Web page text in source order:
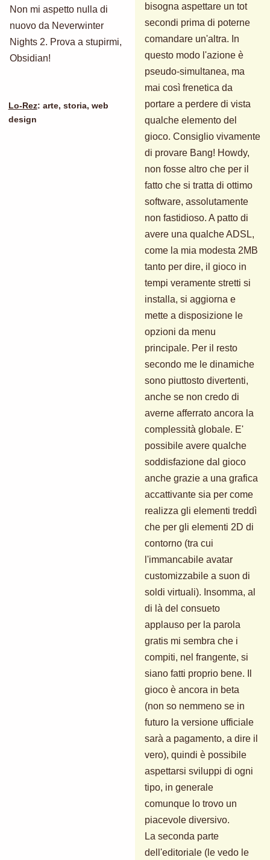
Non mi aspetto nulla di
nuovo da Neverwinter
Nights 2. Prova a stupirmi,
Obsidian!
Lo-Rez: arte, storia, web
design
bisogna aspettare un tot
secondi prima di poterne
comandare un'altra. In
questo modo l'azione è
pseudo-simultanea, ma
mai così frenetica da
portare a perdere di vista
qualche elemento del
gioco. Consiglio vivamente
di provare Bang! Howdy,
non fosse altro che per il
fatto che si tratta di ottimo
software, assolutamente
non fastidioso. A patto di
avere una qualche ADSL,
come la mia modesta 2MB
tanto per dire, il gioco in
tempi veramente stretti si
installa, si aggiorna e
mette a disposizione le
opzioni da menu
principale. Per il resto
secondo me le dinamiche
sono piuttosto divertenti,
anche se non credo di
averne afferrato ancora la
complessità globale. E'
possibile avere qualche
soddisfazione dal gioco
anche grazie a una grafica
accattivante sia per come
realizza gli elementi treddì
che per gli elementi 2D di
contorno (tra cui
l'immancabile avatar
customizzabile a suon di
soldi virtuali). Insomma, al
di là del consueto
applauso per la parola
gratis mi sembra che i
compiti, nel frangente, si
siano fatti proprio bene. Il
gioco è ancora in beta
(non so nemmeno se in
futuro la versione ufficiale
sarà a pagamento, a dire il
vero), quindi è possibile
aspettarsi sviluppi di ogni
tipo, in generale
comunque lo trovo un
piacevole diversivo.
La seconda parte
dell'editoriale (le vedo le